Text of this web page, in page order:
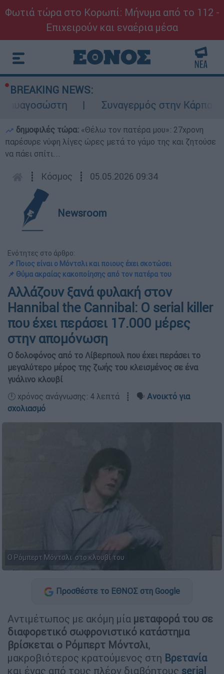
Φωτιά τώρα στο Κορωπί: Μήνυμα από το 112 -
Επιχειρούν και εναέρια μέσα
BREAKING NEWS:
Συναγερμός στην Κάρπαθο:
δημοφιλές τώρα: «Θέλω τον πατέρα μου»: 27χρονη
παρέσυρε νύφη λίγες ώρες μετά το γάμο της και ζητούσε
να πάει σπίτι...
┋ Κόσμος ┋ 05.05.2026 09:34
Newsroom
Ενότητες στο άρθρο:
📌 Ποιος είναι ο Μόντσλι και ποιους έχει σκοτώσει
📌 Θύμα ακραίας κακοποίησης από τον πατέρα του
Αλλάζουν ξανά φυλακή στον
Hannibal the Cannibal: Ο serial killer
που έχει περάσει 17.000 μέρες
στην απομόνωση
Ο δολοφόνος από το Λίβερπουλ που έχει περάσει το
μεγαλύτερο μέρος της ζωής του κλεισμένος σε ένα
γυάλινο κλουβί
🕛 χρόνος ανάγνωσης: 4 λεπτά ┋ 🗣️ Ανοικτό για
σχολιασμό
Ο Ρόμπερτ Μόντσλι στο κλουβί του
Προσθέστε το ΕΘΝΟΣ στη Google
Αντιμέτωπος με ακόμη μία μεταφορά του σε
διαφορετικό σωφρονιστικό κατάστημα
βρίσκεται ο Ρόμπερτ Μόντσλι,
μακροβιότερος κρατούμενος στη Βρετανία
και ένας από τους πλέον διαβόητους serial